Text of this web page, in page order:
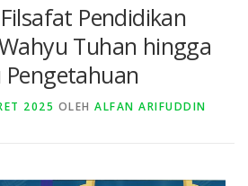
TERBITAN BARU
Pendidikan
Tuhan hingga
2025 OLEH ALFAN ARIFUDDIN